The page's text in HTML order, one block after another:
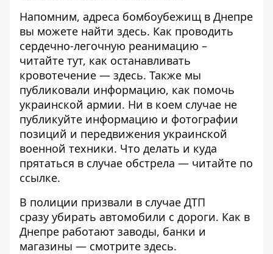
Напомним, адреса бомбоубежищ в Днепре
вы можете найти здесь. Как проводить
сердечно-легочную реанимацию –
читайте тут, как останавливать
кровотечение — здесь. Также мы
публиковали информацию, как помочь
украинской армии. Ни в коем случае не
публикуйте информацию и фотографии
позиций и передвижения украинской
военной техники. Что делать и куда
прятаться в случае обстрела — читайте по
ссылке.
В полиции призвали в случае ДТП
сразу убирать автомобили с дороги. Как в
Днепре работают заводы, банки и
магазины — смотрите здесь.